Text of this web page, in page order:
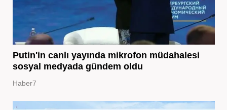
Putin'in canlı yayında mikrofon müdahalesi
sosyal medyada gündem oldu
Haber7